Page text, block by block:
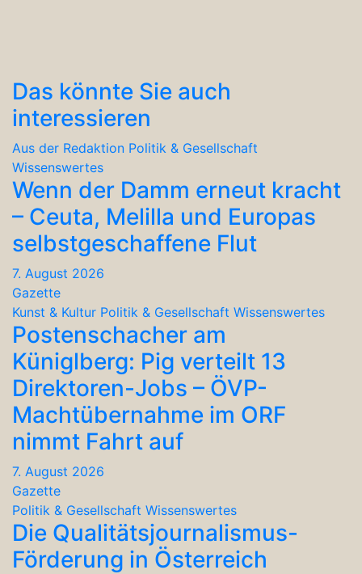
Das könnte Sie auch
interessieren
Aus der Redaktion Politik & Gesellschaft
Wissenswertes
Wenn der Damm erneut kracht
– Ceuta, Melilla und Europas
selbstgeschaffene Flut
7. August 2026
Gazette
Kunst & Kultur Politik & Gesellschaft Wissenswertes
Postenschacher am
Küniglberg: Pig verteilt 13
Direktoren-Jobs – ÖVP-
Machtübernahme im ORF
nimmt Fahrt auf
7. August 2026
Gazette
Politik & Gesellschaft Wissenswertes
Die Qualitätsjournalismus-
Förderung in Österreich